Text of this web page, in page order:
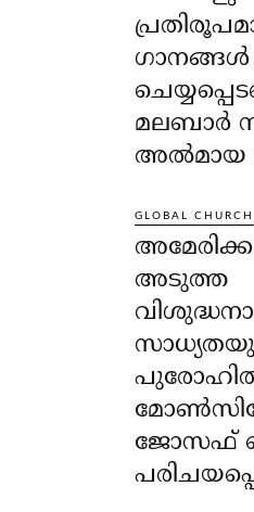
മലബാർ
അൽമായ
GLOBAL CHURCH
അടുത്ത
ജോസഫ്